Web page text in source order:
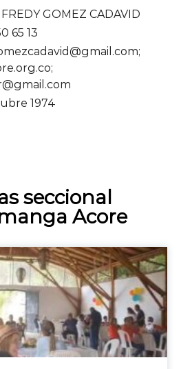
GOMEZ CADAVID
65 13
1974
seccional
Acore